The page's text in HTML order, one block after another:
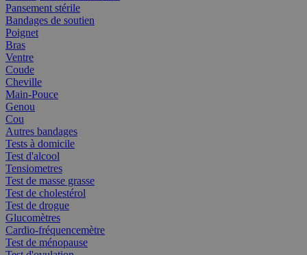
Pansement stérile
Bandages de soutien
Poignet
Bras
Ventre
Coude
Cheville
Main-Pouce
Genou
Cou
Autres bandages
Tests à domicile
Test d'alcool
Tensiometres
Test de masse grasse
Test de cholestérol
Test de drogue
Glucomètres
Cardio-fréquencemètre
Test de ménopause